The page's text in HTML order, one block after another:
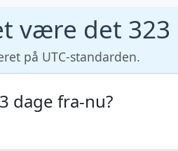
være det 323
på UTC-standarden.
dage fra-nu?